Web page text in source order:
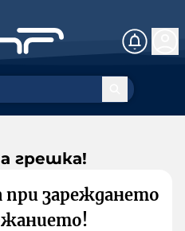
грешка!
при зареждането